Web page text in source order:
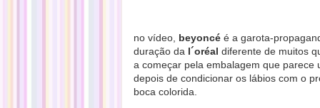
no vídeo, beyoncé é a garota-
duração da l´oréal diferente de muitos
a começar pela embalagem que
depois de condicionar os lábios com o
boca colorida.